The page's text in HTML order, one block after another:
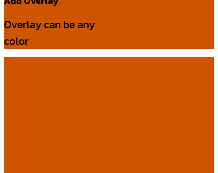
Overlay can be any
color